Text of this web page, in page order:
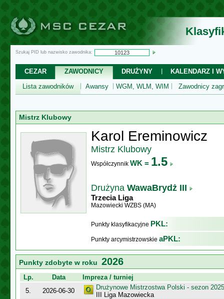
Szukaj PID lub nazwisko zawodnika:
CEZAR ZAWODNICY DRUŻYNY
KALENDARZ I
Lista zawodników
Awansy WGM, WLM, WIM Zawodnicy
Mistrz Klubowy
Karol Ereminowicz
Mistrz Klubowy
Współczynnik WK = 1.5
Drużyna WawaBrydż III
Trzecia Liga
Mazowiecki WZBS (MA)
Punkty klasyfikacyjne PKL:
Punkty arcymistrzowskie aPKL:
Punkty zdobyte w roku 2026
Lp. Data
Impreza / turniej
5.
2026-06-30
Drużynowe Mistrzostwa Polski - sezon
III Liga Mazowiecka